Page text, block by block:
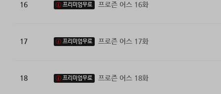
16 프리미엄무료 프로즌 어스 16화
17 프리미엄무료 프로즌 어스 17화
18 프리미엄무료 프로즌 어스 18화